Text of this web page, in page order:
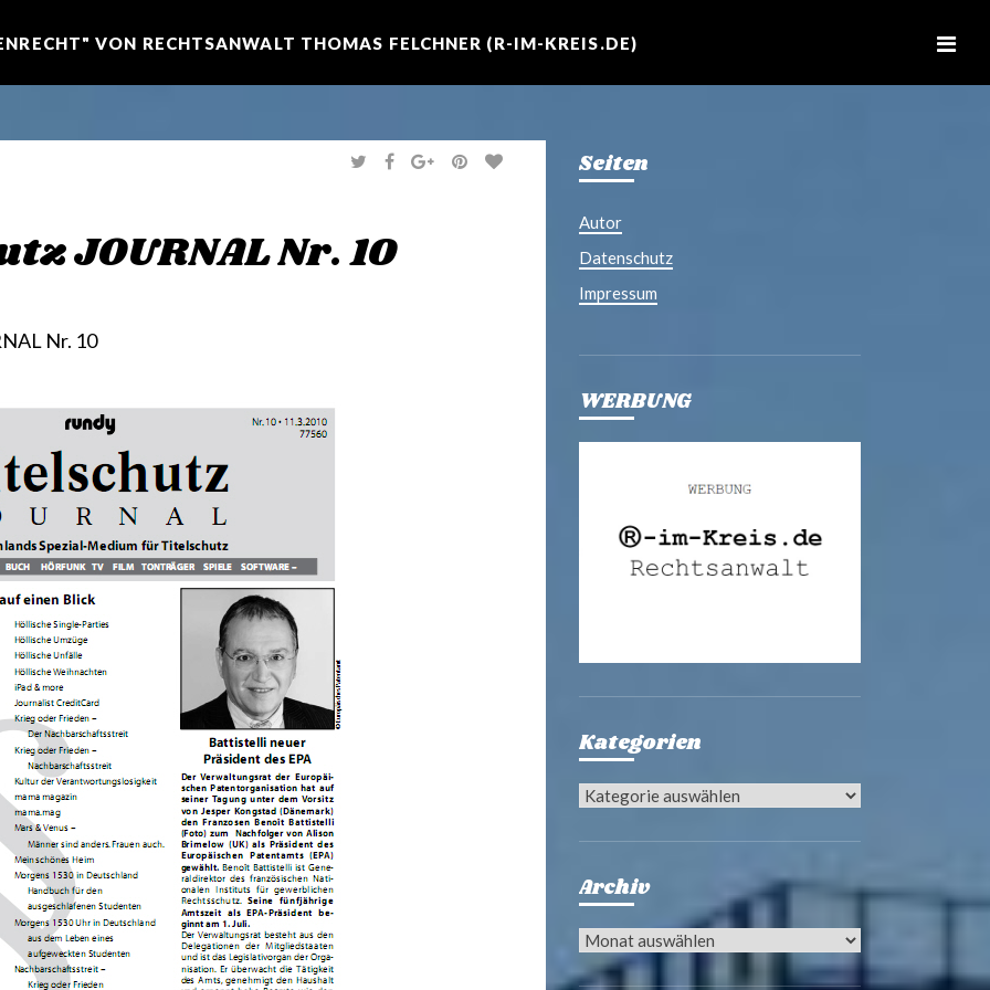
VON RECHTSANWALT THOMAS FELCHNER (R-IM-KREIS.DE)
T
W
R
F
A
O
K
G
O
P
I
JOURNAL Nr. 10
Nr. 10
Seiten
Autor
Datenschutz
Impressum
WERBUNG
Kategorien
Kategorien
Archiv
Archiv